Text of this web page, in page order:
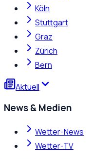
Köln
Stuttgart
Graz
Zürich
Bern
Aktuell
News & Medien
Wetter-News
Wetter-TV